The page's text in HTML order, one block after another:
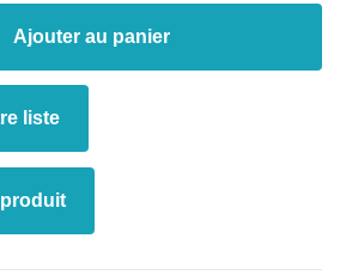
Ajouter au panier